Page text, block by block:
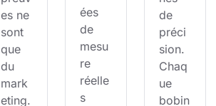
es ne
sont
que
du
mark
eting.
ées
de
mesu
re
réelle
s
de
préci
sion.
Chaq
ue
bobin